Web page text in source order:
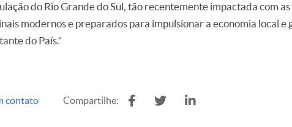
do Rio Grande do Sul, tão recentemente impactada com
modernos e preparados para impulsionar a economia local e
do País.”
contato Compartilhe: